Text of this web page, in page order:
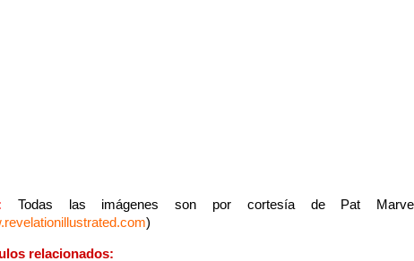
Todas las imágenes son por cortesía de Pat
)
relacionados: